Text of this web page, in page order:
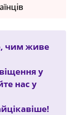
чим живе
у
нас у